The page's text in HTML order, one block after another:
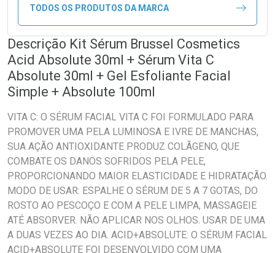
TODOS OS PRODUTOS DA MARCA
Descrição Kit Sérum Brussel Cosmetics
Acid Absolute 30ml + Sérum Vita C
Absolute 30ml + Gel Esfoliante Facial
Simple + Absolute 100ml
VITA C: O SÉRUM FACIAL VITA C FOI FORMULADO PARA
PROMOVER UMA PELA LUMINOSA E IVRE DE MANCHAS,
SUA AÇÃO ANTIOXIDANTE PRODUZ COLÃGENO, QUE
COMBATE OS DANOS SOFRIDOS PELA PELE,
PROPORCIONANDO MAIOR ELASTICIDADE E HIDRATAÇÃO.
MODO DE USAR: ESPALHE O SÉRUM DE 5 A 7 GOTAS, DO
ROSTO AO PESCOÇO E COM A PELE LIMPA, MASSAGEIE
ATÉ ABSORVER. NÃO APLICAR NOS OLHOS. USAR DE UMA
A DUAS VEZES AO DIA. ACID+ABSOLUTE: O SÉRUM FACIAL
ACID+ABSOLUTE FOI DESENVOLVIDO COM UMA